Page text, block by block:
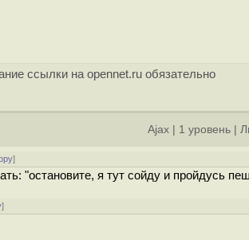
ссылки на opennet.ru обязательно
Ajax 1 уровень
]
"остановите, я тут сойду и пройдусь
]